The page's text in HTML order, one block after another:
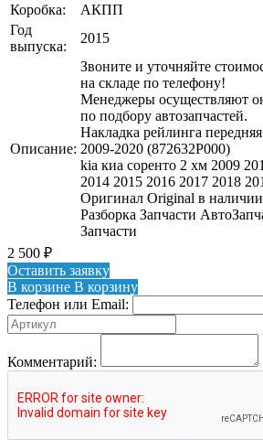
Коробка:
АКПП
Год
выпуска:
2015
Описание:
Звоните и уточняйте
на складе по телефону!
Менеджеры осуществляют
по подбору автозапчастей.
Накладка рейлинга
2009-2020 (872632P000)
kia киа соренто 2 хм 2009
2014 2015 2016 2017 2018
Оригинал Original в
Разборка Запчасти
Запчасти
2 500 ₽
Оставить заявку
В корзине В корзину
Телефон или Email:
Комментарий: